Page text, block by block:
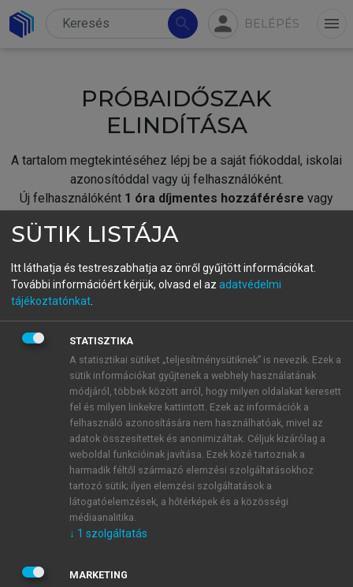
search person BELÉPÉS menu
PRÓBAIDŐSZAK
ELINDÍTÁSA
A tartalom megtekintéséhez lépj be a saját fiókoddal, iskolai
azonosítóddal vagy új felhasználóként.
Új felhasználóként 1 óra díjmentes hozzáférésre vagy
fiókoddal,vagy hozz létre új fiókot.
A regisztráció után apróbaidőszakautomatikusan
BELÉPÉS SAJÁT FIÓKKAL
ÚJ FIÓK LÉTREHOZÁSA
1 óra díjmentes hozzáférés
E-MAIL-CÍM
JELSZÓ
SÜTIK LISTÁJA
Itt láthatja és testreszabhatja az önről gyűjtött információkat.
További információért kérjük, olvasd el az adatvédelmi
tájékoztatónkat
STATISZTIKA
A statisztikai sütiket „teljesítménysütiknek” is nevezik. Ezek a
sütik információkat gyűjtenek a webhely használatának
módjáról, többek között arról, hogy milyen oldalakat keresett
fel és milyen linkekre kattintott. Ezek az információk a
felhasználó azonosítására nem használhatóak, mivel az
adatok összesítettek és anonimizáltak. Céljuk kizárólag a
weboldal funkcióinak javítása. Ezek közé tartoznak a
harmadik féltől származó elemzési szolgáltatásokhoz
tartozó sütik; ilyen elemzési szolgáltatások a
látogatóelemzések, a hőtérképek és a közösségi
médiaanalitika.
↓ 1 szolgáltatás
MARKETING